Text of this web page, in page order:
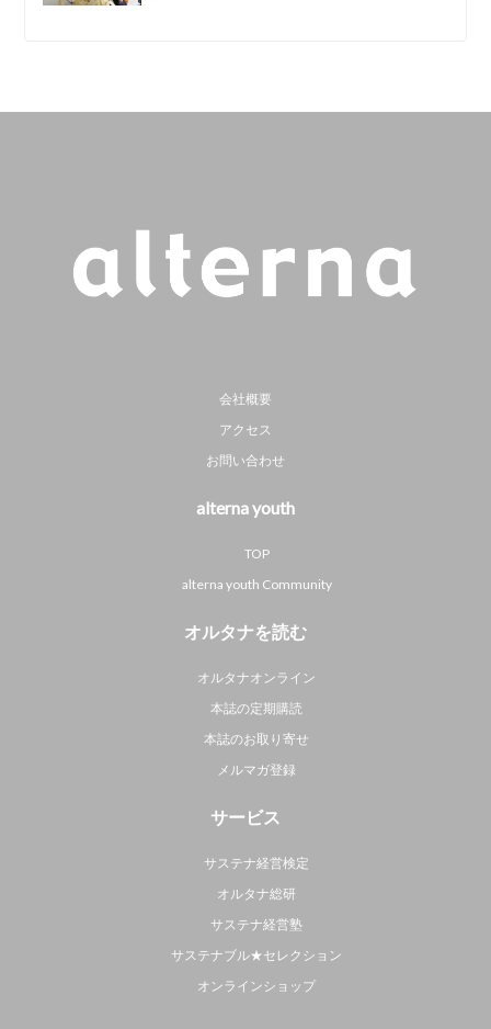
会社概要
アクセス
お問い合わせ
alterna youth
TOP
alterna youth Community
オルタナを読む
オルタナオンライン
本誌の定期購読
本誌のお取り寄せ
メルマガ登録
サービス
サステナ経営検定
オルタナ総研
サステナ経営塾
サステナブル★セレクション
オンラインショップ